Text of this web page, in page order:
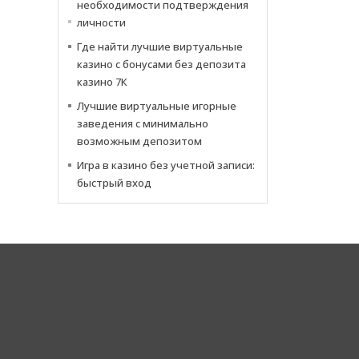
необходимости подтверждения
личности
Где найти лучшие виртуальные
казино с бонусами без депозита
казино 7К
Лучшие виртуальные игорные
заведения с минимально
возможным депозитом
Игра в казино без учетной записи:
быстрый вход